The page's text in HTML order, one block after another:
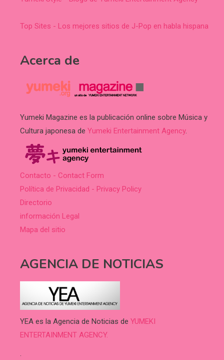
Top Sites - Los mejores sitios de J-Pop en habla hispana
Acerca de
Yumeki Magazine es la publicación online sobre Música y
Cultura japonesa de Yumeki Entertainment Agency.
Contacto - Contact Form
Política de Privacidad - Privacy Policy
Directorio
información Legal
Mapa del sitio
AGENCIA DE NOTICIAS
YEA es la Agencia de Noticias de YUMEKI
ENTERTAINMENT AGENCY.
.